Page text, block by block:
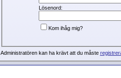
Lösenord:
Kom ihåg mig?
Administratören kan ha krävt att du måste